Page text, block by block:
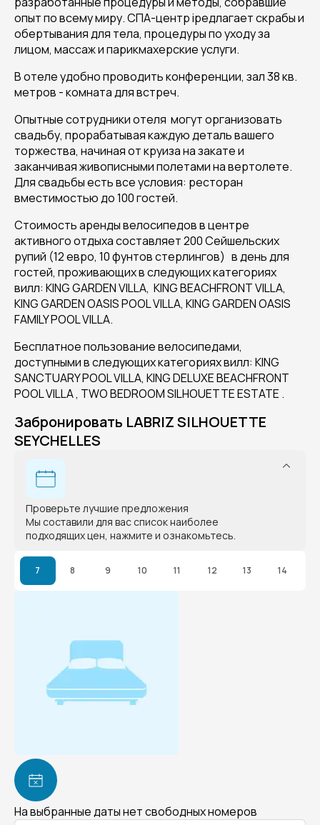
опыт по всему миру. СПА-центр iредлагает скрабы и
обертывания для тела, процедуры по уходу за
лицом, массаж и парикмахерские услуги.
В отеле удобно проводить конференции, зал 38 кв.
метров - комната для встреч.
Опытные сотрудники отеля могут организовать
свадьбу, прорабатывая каждую деталь вашего
торжества, начиная от круиза на закате и
заканчивая живописными полетами на вертолете.
Для свадьбы есть все условия: ресторан
вместимостью до 100 гостей.
Стоимость аренды велосипедов в центре
активного отдыха составляет 200 Сейшельских
рупий (12 евро, 10 фунтов стерлингов) в день для
гостей, проживающих в следующих категориях
вилл: KING GARDEN VILLA, KING BEACHFRONT VILLA,
KING GARDEN OASIS POOL VILLA, KING GARDEN OASIS
FAMILY POOL VILLA.
Бесплатное пользование велосипедами,
доступными в следующих категориях вилл: KING
SANCTUARY POOL VILLA, KING DELUXE BEACHFRONT
POOL VILLA , TWO BEDROOM SILHOUETTE ESTATE .
Забронировать LABRIZ SILHOUETTE
SEYCHELLES
Проверьте лучшие предложения
Мы составили для вас список наиболее
подходящих цен, нажмите и ознакомьтесь.
7 8 9 10 11 12 13 14
На выбранные даты нет свободных номеров